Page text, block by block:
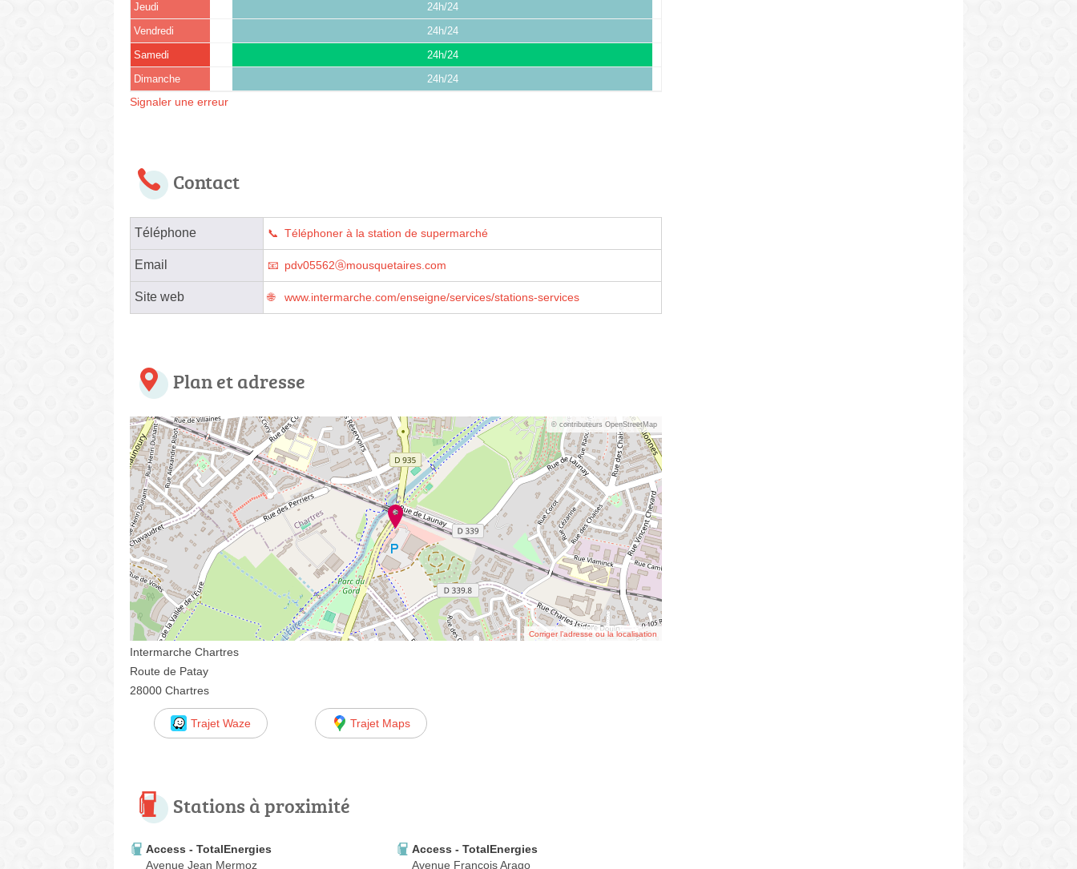
Jeudi 24h/24
Vendredi 24h/24
Samedi 24h/24
Dimanche 24h/24
Signaler une erreur
Contact
Téléphone Téléphoner à la station de supermarché
Email pdv05562ⓐmousquetaires.com
Site web www.intermarche.com/enseigne/services/stations-services
Plan et adresse
© contributeurs OpenStreetMap
Corriger l’adresse ou la localisation
Intermarche Chartres
Route de Patay
28000 Chartres
Trajet Waze Trajet Maps
Stations à proximité
Access - TotalEnergies
Avenue Jean Mermoz
Access - TotalEnergies
Avenue François Arago